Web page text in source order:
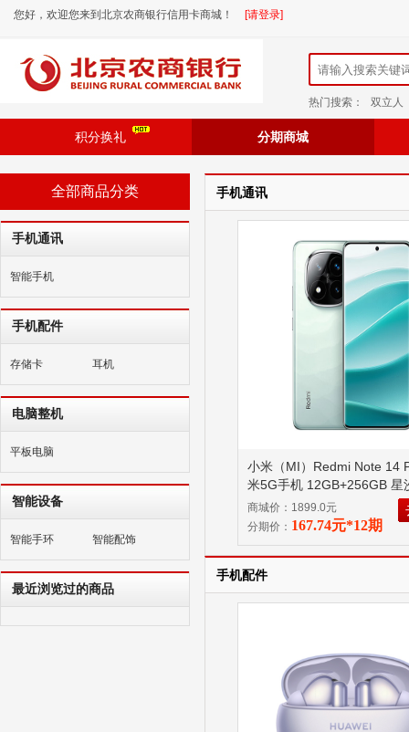
您好，欢迎您来到北京农商银行信用卡商城！ [请登录]
热门搜索： 双立人
积分换礼 分期商城
全部商品分类
手机通讯
智能手机
手机配件
存储卡 耳机
电脑整机
平板电脑
智能设备
智能手环 智能配饰
最近浏览过的商品
手机通讯
小米（MI）Redmi Note 14
米5G手机 12GB+256GB
商城价：1899.0元
分期价： 167.74元*12期
手机配件